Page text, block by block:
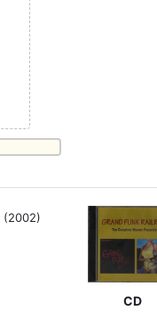
(2002)
CD